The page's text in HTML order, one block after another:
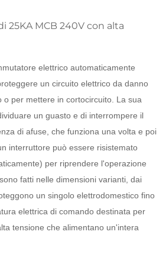
25KA MCB 240V con alta
elettrico automaticamente
un circuito elettrico da danno
o per mettere in cortocircuito. La sua
un guasto e di interrompere il
di afuse, che funziona una volta e poi
interruttore può essere risistemato
per riprendere l'operazione
fatti nelle dimensioni varianti, dai
un singolo elettrodomestico fino
elettrica di comando destinata per
tensione che alimentano un'intera